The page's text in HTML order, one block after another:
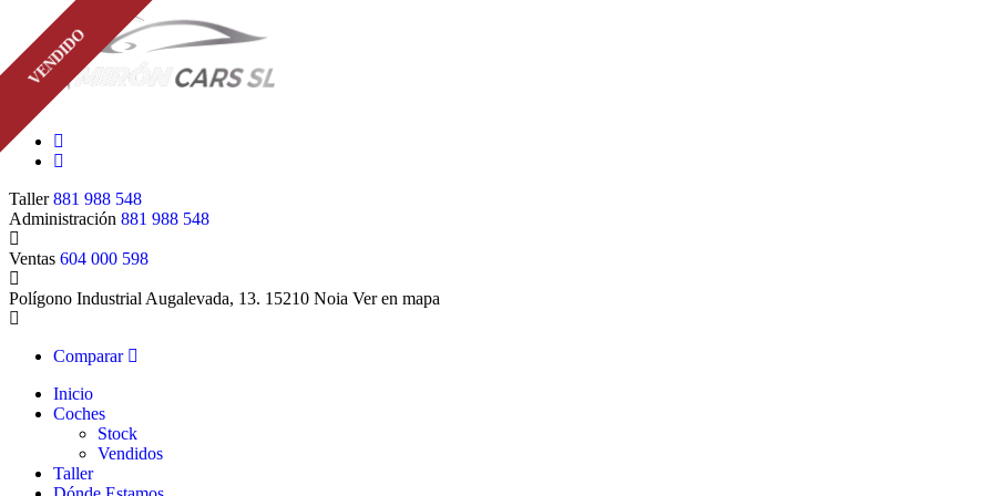
Taller881 988 548
Administración 881 988 548
Ventas 604 000 598
Polígono Industrial Augalevada, 13. 15210 Noia Ver en mapa
Comparar
Inicio
Coches
Stock
Vendidos
Taller
VENDIDO